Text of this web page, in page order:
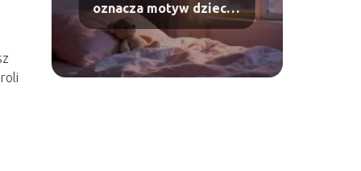
oznacza motyw dziecka
we śnie?